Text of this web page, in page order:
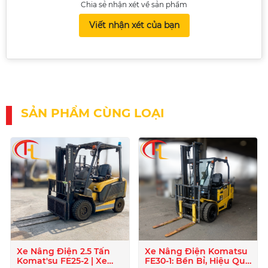
Chia sẻ nhận xét về sản phẩm
Viết nhận xét của bạn
SẢN PHẨM CÙNG LOẠI
Xe Nâng Điện 2.5 Tấn
Komat'su FE25-2 | Xe
Xe Nâng Điện Komatsu
FE30-1: Bền Bỉ, Hiệu Quả